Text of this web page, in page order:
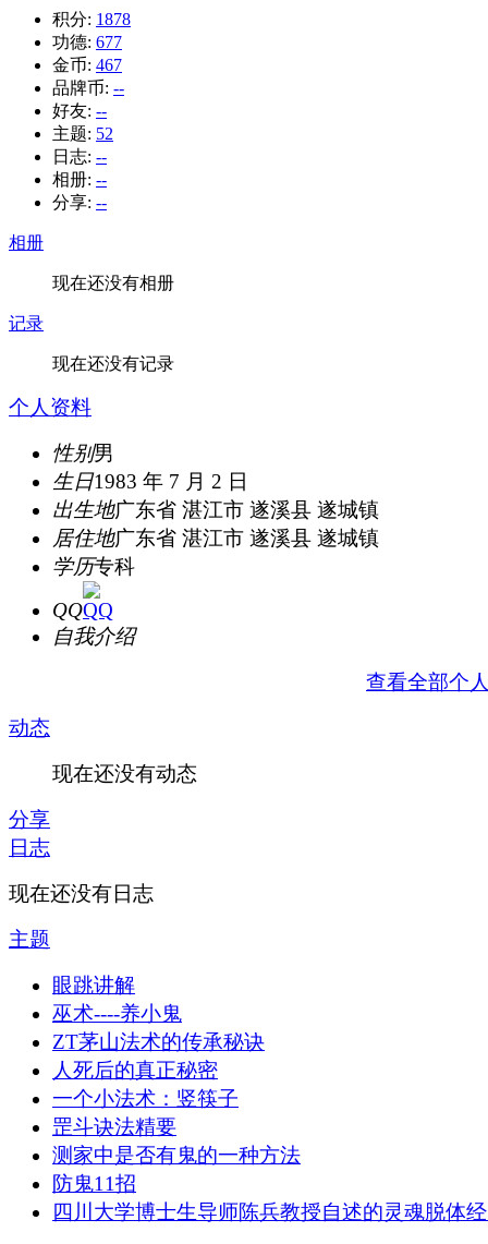
积分: 1878
功德: 677
金币: 467
品牌币: --
好友: --
主题: 52
日志: --
相册: --
分享: --
相册
现在还没有相册
记录
现在还没有记录
个人资料
性别男
生日1983 年 7 月 2 日
出生地广东省 湛江市 遂溪县 遂城镇
居住地广东省 湛江市 遂溪县 遂城镇
学历专科
QQ
自我介绍
查看全部个
动态
现在还没有动态
分享
日志
现在还没有日志
主题
眼跳讲解
巫术----养小鬼
ZT茅山法术的传承秘诀
人死后的真正秘密
一个小法术：竖筷子
罡斗诀法精要
测家中是否有鬼的一种方法
防鬼11招
四川大学博士生导师陈兵教授自述的灵魂脱体